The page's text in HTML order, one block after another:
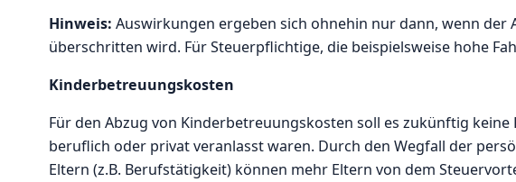
Hinweis: Auswirkungen ergeben sich ohnehin nur dann, wenn
überschritten wird. Für Steuerpflichtige, die beispielsweise hohe
Kinderbetreuungskosten
Für den Abzug von Kinderbetreuungskosten soll es zukünftig
beruflich oder privat veranlasst waren. Durch den Wegfall der
Eltern (z.B. Berufstätigkeit) können mehr Eltern von dem